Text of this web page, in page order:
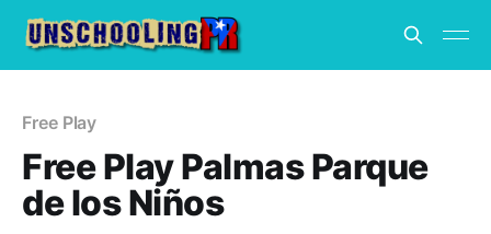
Free Play
Free Play Palmas Parque
de los Niños